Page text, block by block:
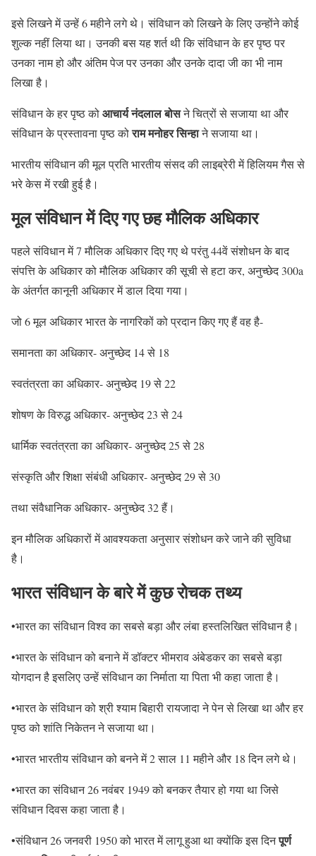
इसे लिखने में उन्हें 6 महीने लगे थे। संविधान को लिखने के लिए उन्होंने कोई
शुल्क नहीं लिया था। उनकी बस यह शर्त थी कि संविधान के हर पृष्ठ पर
उनका नाम हो और अंतिम पेज पर उनका और उनके दादा जी का भी नाम
लिखा है।
संविधान के हर पृष्ठ कोआचार्य नंदलाल बोसने चित्रों से सजाया था और
संविधान के प्रस्तावना पृष्ठ कोराम मनोहर सिन्हाने सजाया था।
भारतीय संविधान की मूल प्रति भारतीय संसद की लाइब्रेरी में हिलियम गैस से
भरे केस में रखी हुई है।
मूल संविधान में दिए गए छह मौलिक अधिकार
पहले संविधान में 7 मौलिक अधिकार दिए गए थे परंतु 44वें संशोधन के बाद
संपत्ति के अधिकार को मौलिक अधिकार की सूची से हटा कर, अनुच्छेद 300a
के अंतर्गत कानूनी अधिकार में डाल दिया गया।
जो 6 मूल अधिकार भारत के नागरिकों को प्रदान किए गए हैं वह है-
समानता का अधिकार- अनुच्छेद 14 से 18
स्वतंत्रता का अधिकार- अनुच्छेद 19 से 22
शोषण के विरुद्ध अधिकार- अनुच्छेद 23 से 24
धार्मिक स्वतंत्रता का अधिकार- अनुच्छेद 25 से 28
संस्कृति और शिक्षा संबंधी अधिकार- अनुच्छेद 29 से 30
तथा संवैधानिक अधिकार- अनुच्छेद 32 हैं।
इन मौलिक अधिकारों में आवश्यकता अनुसार संशोधन करे जाने की सुविधा
है।
भारत संविधान के बारे में कुछ रोचक तथ्य
•भारत का संविधान विश्व का सबसे बड़ा और लंबा हस्तलिखित संविधान है।
•भारत के संविधान को बनाने में डॉक्टर भीमराव अंबेडकर का सबसे बड़ा
योगदान है इसलिए उन्हें संविधान का निर्माता या पिता भी कहा जाता है।
•भारत के संविधान को श्री श्याम बिहारी रायजादा ने पेन से लिखा था और हर
पृष्ठ को शांति निकेतन ने सजाया था।
•भारत भारतीय संविधान को बनने में 2 साल 11 महीने और 18 दिन लगे थे।
•भारत का संविधान 26 नवंबर 1949 को बनकर तैयार हो गया था जिसे
संविधान दिवस कहा जाता है।
•संविधान 26 जनवरी 1950 को भारत में लागू हुआ था क्योंकि इस दिनपूर्ण